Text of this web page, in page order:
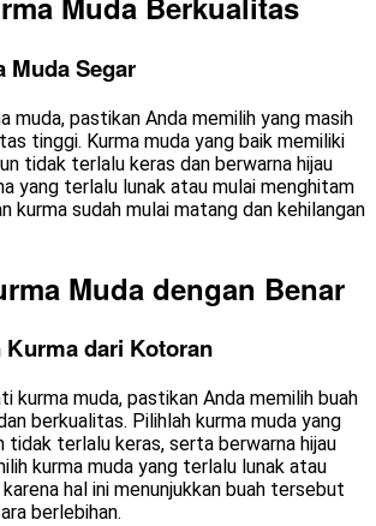
Segar
muda, pastikan Anda memilih yang masih
tinggi. Kurma muda yang baik memiliki
tidak terlalu keras dan berwarna hijau
yang terlalu lunak atau mulai menghitam
kurma sudah mulai matang dan kehilangan
Muda dengan Benar
dari Kotoran
kurma muda, pastikan Anda memilih buah
berkualitas. Pilihlah kurma muda yang
tidak terlalu keras, serta berwarna hijau
kurma muda yang terlalu lunak atau
hal ini menunjukkan buah tersebut
berlebihan.